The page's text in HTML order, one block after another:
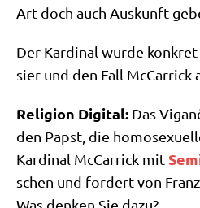
Art doch auch Aus­kunft
Der Kar­di­nal wur­de
sier und den Fall McCar­ri­ck
Reli­gi­on Digi­tal: Das
den Papst, die
Kar­di­nal McCar­ri­ck mit
schen und for­dert von